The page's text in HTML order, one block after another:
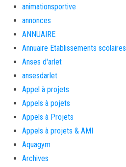
animationsportive
annonces
ANNUAIRE
Annuaire Etablissements scolaires
Anses d'arlet
ansesdarlet
Appel à projets
Appels à pojets
Appels à Projets
Appels à projets & AMI
Aquagym
Archives